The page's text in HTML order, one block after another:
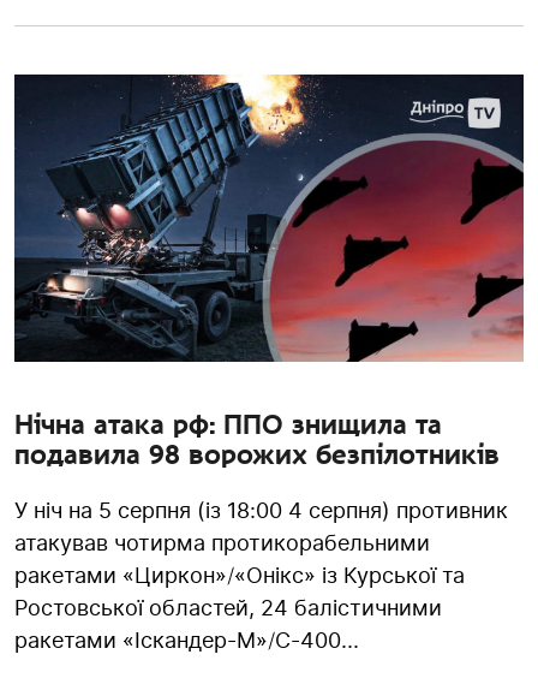
Нічна атака рф: ППО знищила та
подавила 98 ворожих безпілотників
У ніч на 5 серпня (із 18:00 4 серпня) противник
атакував чотирма протикорабельними
ракетами «Циркон»/«Онікс» із Курської та
Ростовської областей, 24 балістичними
ракетами «Іскандер-М»/С-400...